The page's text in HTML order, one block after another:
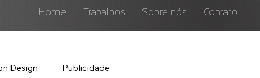
Home Trabalhos Sobre nós Contato
Design Publicidade